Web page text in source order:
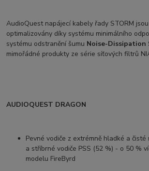
AudioQuest napájecí kabely řady STORM
optimalizovány díky systému minimálního
systému odstranění šumu Noise-Dissipation
mimořádné produkty ze série síťových filtrů
AUDIOQUEST DRAGON
Pevné vodiče z extrémně hladké a čisté
a stříbrné vodiče PSS (52 %) - o 50 %
modelu FireByrd